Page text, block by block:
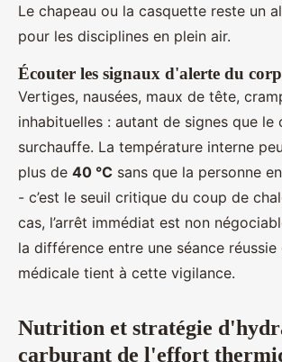
Le chapeau ou la casquette reste un
pour les disciplines en plein air.
Écouter les signaux d'alerte du
Vertiges, nausées, maux de tête,
inhabituelles : autant de signes que le
surchauffe. La température interne
plus de 40 °C sans que la personne
- c’est le seuil critique du coup de
cas, l’arrêt immédiat est non
la différence entre une séance
médicale tient à cette vigilance.
Nutrition et stratégie
carburant de l'effort